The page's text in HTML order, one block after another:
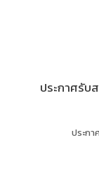
ประกาศรับ
ประก